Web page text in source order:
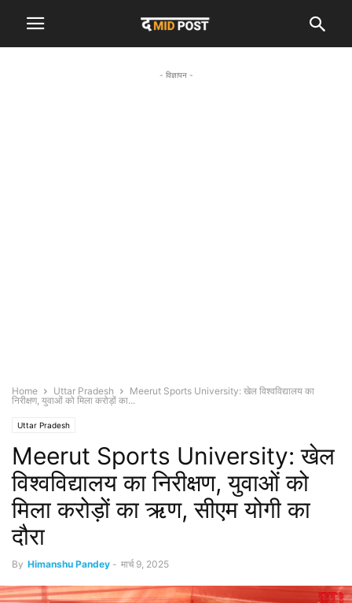
- विज्ञापन -
Home Uttar Pradesh
Meerut Sports University: खेल विश्वविद्यालय का
निरीक्षण, युवाओं को मिला करोड़ों का...
Uttar Pradesh
Meerut Sports University: खेल
विश्वविद्यालय का निरीक्षण, युवाओं को
मिला करोड़ों का ऋण, सीएम योगी का
दौरा
By Himanshu Pandey - मार्च 9, 2025